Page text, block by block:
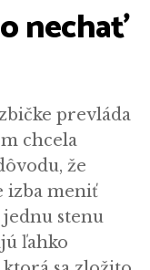
nechať
prevláda
chcela
že
izba meniť
stenu
ľahko